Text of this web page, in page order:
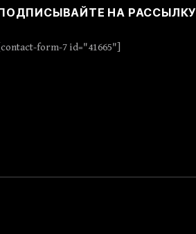
НА РАССЫЛКУ
[contact-form-7 id="41665"]